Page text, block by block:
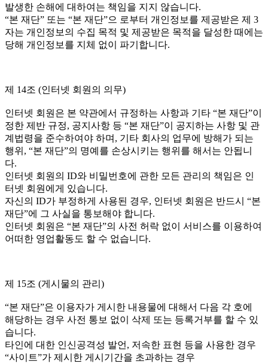
발생한 손해에 대하여는 책임을 지지 않습니다.
“본 재단” 또는 “본 재단”으 로부터 개인정보를 제공받은 제 3
자는 개인정보의 수집 목적 및 제공받은 목적을 달성한 때에는
당해 개인정보를 지체 없이 파기합니다.
제 14조 (인터넷 회원의 의무)
인터넷 회원은 본 약관에서 규정하는 사항과 기타 “본 재단”이
정한 제반 규정, 공지사항 등 “본 재단”이 공지하는 사항 및 관
계법령을 준수하여야 하며, 기타 회사의 업무에 방해가 되는
행위, “본 재단”의 명예를 손상시키는 행위를 해서는 안됩니
다.
인터넷 회원의 ID와 비밀번호에 관한 모든 관리의 책임은 인
터넷 회원에게 있습니다.
자신의 ID가 부정하게 사용된 경우, 인터넷 회원은 반드시 “본
재단”에 그 사실을 통보해야 합니다.
인터넷 회원은 “본 재단”의 사전 허락 없이 서비스를 이용하여
어떠한 영업활동도 할 수 없습니다.
제 15조 (게시물의 관리)
“본 재단”은 이용자가 게시한 내용물에 대해서 다음 각 호에
해당하는 경우 사전 통보 없이 삭제 또는 등록거부를 할 수 있
습니다.
타인에 대한 인신공격성 발언, 저속한 표현 등을 사용한 경우
“사이트”가 제시한 게시기간을 초과하는 경우